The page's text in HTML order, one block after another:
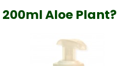
Aloe Plant?